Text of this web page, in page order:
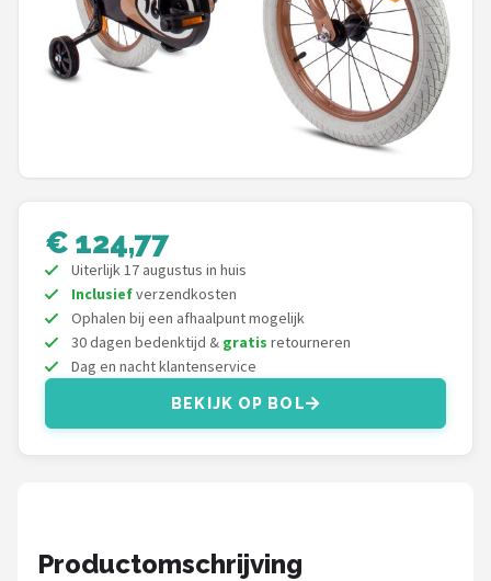
ABUS
AXA
Schwalbe
Voltano
Shimano
Alle merken →
€ 124,77
Uiterlijk 17 augustus in huis
Inclusiefverzendkosten
Ophalen bij een afhaalpunt mogelijk
30 dagen bedenktijd & gratis retourneren
Dag en nacht klantenservice
BEKIJK OP BOL
Productomschrijving